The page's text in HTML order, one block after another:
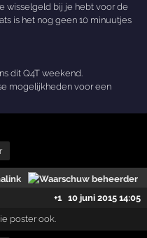
wisselgeld bij je hebt voor de
is het nog geen 10 minuutjes
dit Q4T weekend.
mogelijkheden voor een
+1
10 juni 2015 14:05
poster ook.